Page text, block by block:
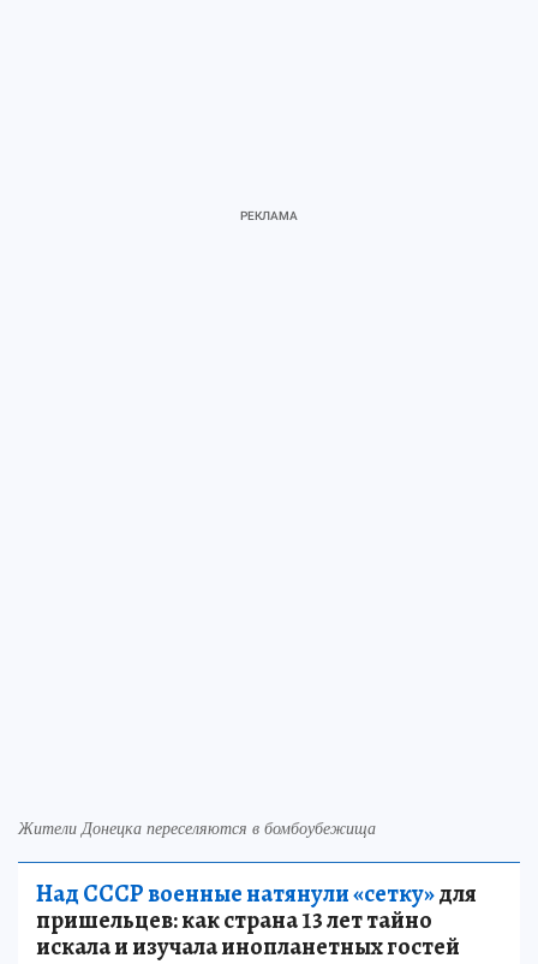
Жители Донецка переселяются в бомбоубежища
Над СССР военные натянули «сетку»для
пришельцев: как страна 13 лет тайно
искала и изучала инопланетных гостей